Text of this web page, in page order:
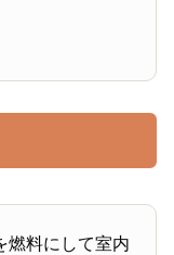
燃料にして室内